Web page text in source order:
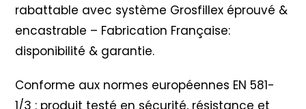
rabattable avec système Grosfillex éprouvé &
encastrable – Fabrication Française:
disponibilité & garantie.
Conforme aux normes européennes EN 581-
1/3 : produit testé en sécurité, résistance et